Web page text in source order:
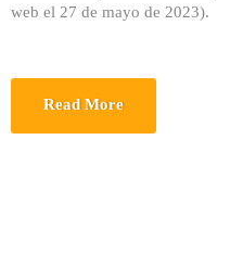
web el 27 de mayo de 2023).
Read More